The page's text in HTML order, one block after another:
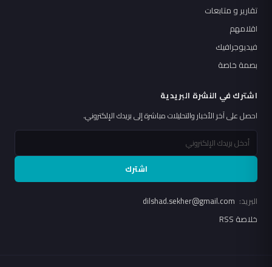
تقارير و متابعات
اقلامهم
فيديوجرافيك
بصمة خاصة
اشترك في النشرة البريدية
احصل على آخر الأخبار والتحليلات مباشرة إلى بريدك الإلكتروني.
اشترك
البريد:
خلاصة RSS